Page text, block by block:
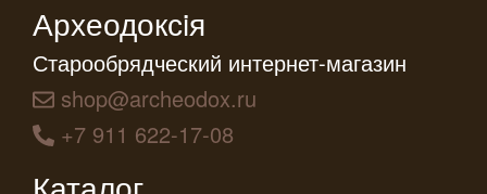
Археодоксiя
Старообрядческий интернет-магазин
shop@archeodox.ru
+7 911 622-17-08